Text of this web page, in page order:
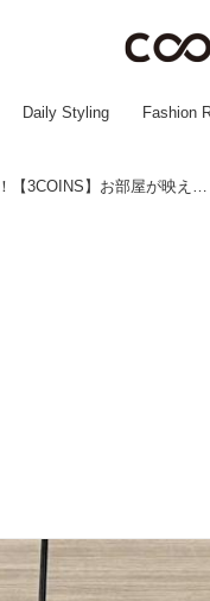
Daily Styling Fashion
お気に入り登録者数1万人超え！！【3COINS】お部屋が映える♡「インテリア雑貨」